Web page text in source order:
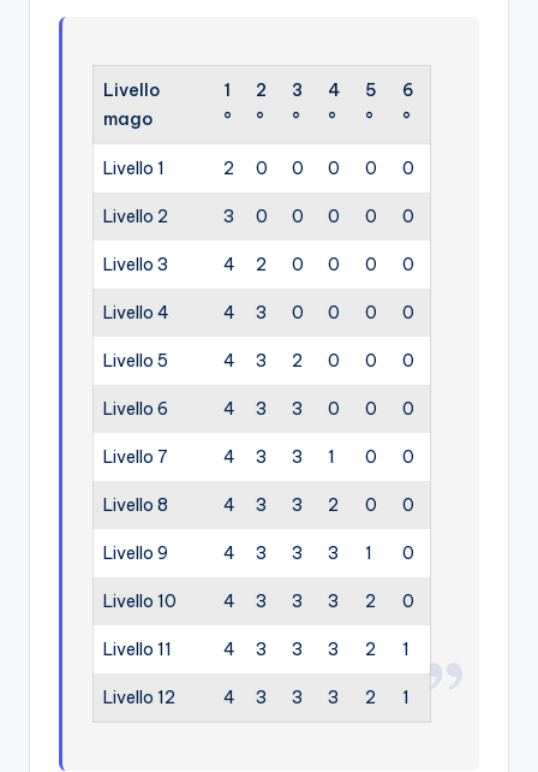
Livello
mago
1
°
2
°
3
°
4
°
5
°
6
°
Livello 1 2 0 0 0 0 0
Livello 2 3 0 0 0 0 0
Livello 3 4 2 0 0 0 0
Livello 4 4 3 0 0 0 0
Livello 5 4 3 2 0 0 0
Livello 6 4 3 3 0 0 0
Livello 7 4 3 3 1 0 0
Livello 8 4 3 3 2 0 0
Livello 9 4 3 3 3 1 0
Livello 10 4 3 3 3 2 0
Livello 11 4 3 3 3 2 1
Livello 12 4 3 3 3 2 1